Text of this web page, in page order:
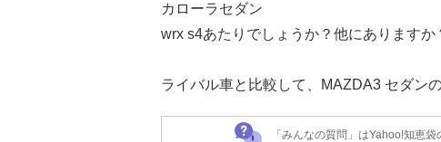
カローラセダン
wrx s4あたりでしょうか？他にありますか
ライバル車と比較して、MAZDA3 セダン
「みんなの質問」はYahoo!知恵